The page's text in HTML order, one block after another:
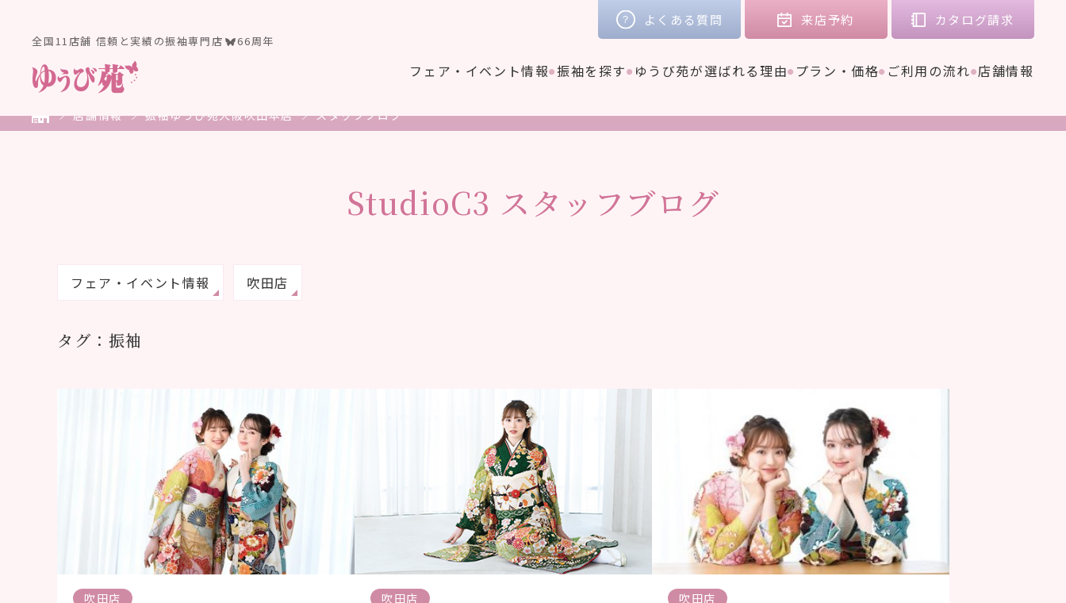
全国11店舗 信頼と実績の振袖専門店 66周年
フェア・イベント情報 振袖を探す ゆうび苑が選ばれる理由 プラン・価格 ご利用の流れ 店舗情報
よくある質問 来店予約 カタログ請求
店舗情報 振袖ゆうび苑大阪吹田本店 スタッフブログ
StudioC3 スタッフブログ
フェア・イベント情報 吹田店
タグ：振袖
吹田店 吹田店 吹田店